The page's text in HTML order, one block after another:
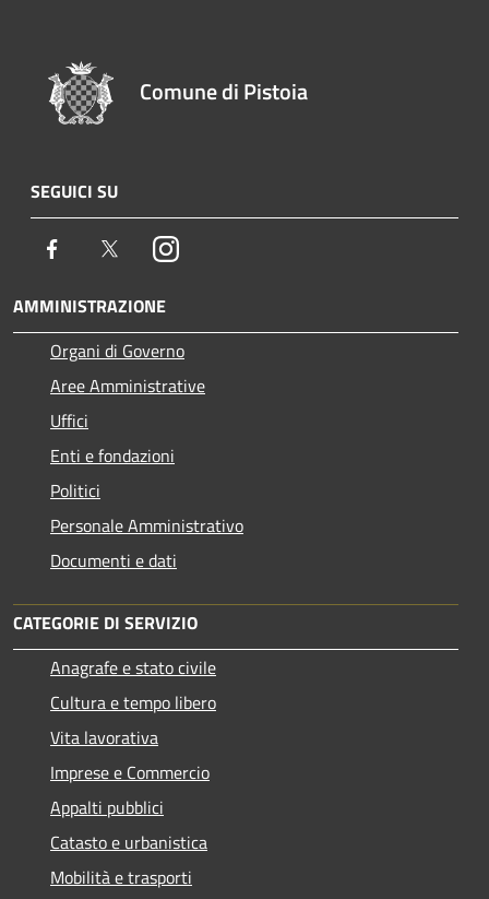
Comune di Pistoia
SEGUICI SU
Facebook TwitterInstagram
AMMINISTRAZIONE
Organi di Governo
Aree Amministrative
Uffici
Enti e fondazioni
Politici
Personale Amministrativo
Documenti e dati
CATEGORIE DI SERVIZIO
Anagrafe e stato civile
Cultura e tempo libero
Vita lavorativa
Imprese e Commercio
Appalti pubblici
Catasto e urbanistica
Mobilità e trasporti